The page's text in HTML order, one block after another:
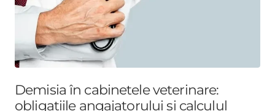
Demisia în cabinetele veterinare:
obligațiile angajatorului și calculul